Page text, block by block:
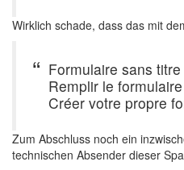
Wirklich schade, dass das mit
Formulaire sans titre
Remplir le formulaire
Créer votre propre
Zum Abschluss noch ein
technischen Absender dieser